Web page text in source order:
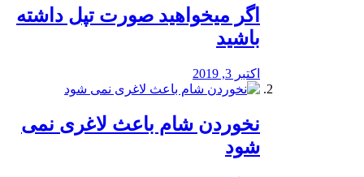
اگر میخواهید صورت تپل داشته
باشید
اکتبر 3, 2019
نخوردن شام باعث لاغری نمی
‌شود